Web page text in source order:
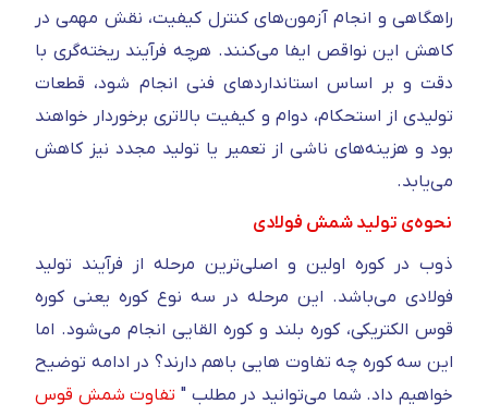
راهگاهی و انجام آزمون‌های کنترل کیفیت، نقش مهمی در
کاهش این نواقص ایفا می‌کنند. هرچه فرآیند ریخته‌گری با
دقت و بر اساس استانداردهای فنی انجام شود، قطعات
تولیدی از استحکام، دوام و کیفیت بالاتری برخوردار خواهند
بود و هزینه‌های ناشی از تعمیر یا تولید مجدد نیز کاهش
می‌یابد.
نحوه‌ی تولید شمش فولادی
ذوب در کوره اولین و اصلی‌ترین مرحله از فرآیند تولید
فولادی می‌باشد. این مرحله در سه نوع کوره یعنی کوره
قوس الکتریکی، کوره بلند و کوره القایی انجام می‌شود. اما
این سه کوره چه تفاوت هایی باهم دارند؟ در ادامه توضیح
خواهیم داد. شما می‌توانید در مطلب " تفاوت شمش قوس